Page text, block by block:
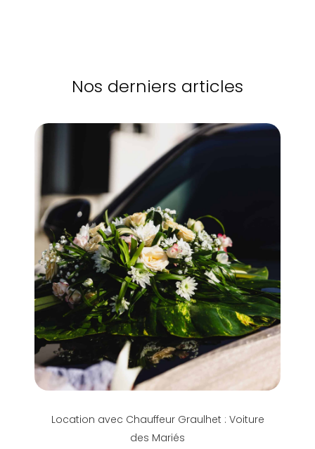
Nos derniers articles
Location avec Chauffeur Graulhet : Voiture
des Mariés